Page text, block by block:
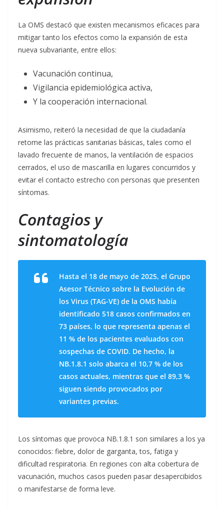
La OMS destacó que existen mecanismos eficaces para
mitigar tanto los efectos como la expansión de esta
nueva subvariante, entre ellos:
Vacunación continua,
Vigilancia epidemiológica activa,
Y la cooperación internacional.
Asimismo, reiteró la necesidad de que la ciudadanía
retome las prácticas sanitarias básicas, tales como el
lavado frecuente de manos, la ventilación de espacios
cerrados, el uso de mascarilla en lugares concurridos y
evitar el contacto estrecho con personas que presenten
síntomas.
Contagios y
sintomatología
Hasta el 18 de mayo de 2025, el Grupo
Asesor Técnico sobre la Evolución de
los Virus (TAG-VE) de la OMS había
identificado 518 casos confirmados en
73 países, lo que representa apenas el
11 % de los pacientes evaluados con
sospechas de COVID. De hecho, la
NB.1.8.1 solo abarca el 10,7 % de los
casos actuales, mientras que el 89,3 %
siguen siendo provocados por
variantes previas.
Los síntomas que provoca NB.1.8.1 son similares a los ya
conocidos: fiebre, dolor de garganta, tos, fatiga y
dificultad respiratoria. En regiones con alta cobertura de
vacunación, muchos casos pueden pasar desapercibidos
o manifestarse de forma leve.